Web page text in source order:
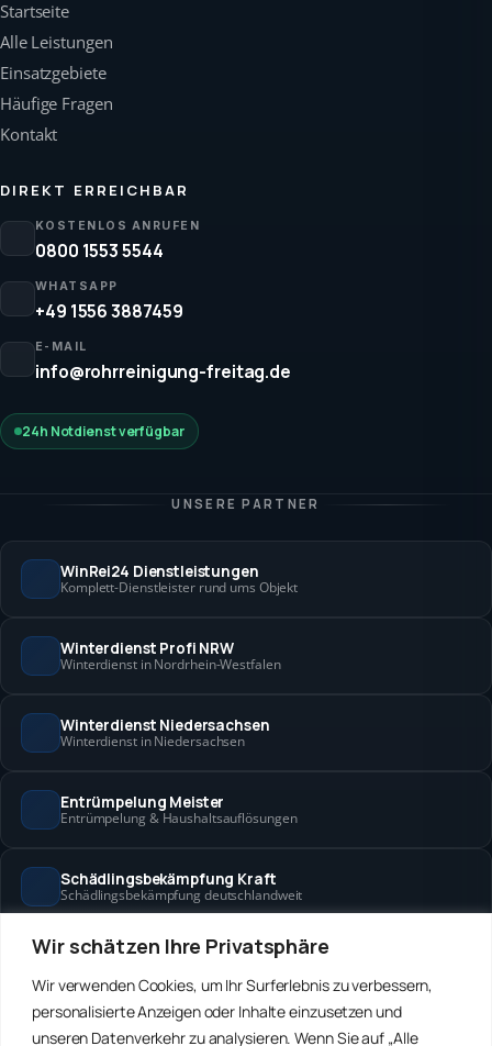
Wir schätzen Ihre Privatsphäre
Wir verwenden Cookies, um Ihr Surferlebnis zu verbessern,
personalisierte Anzeigen oder Inhalte einzusetzen und
unseren Datenverkehr zu analysieren. Wenn Sie auf „Alle
Startseite
Alle Leistungen
Einsatzgebiete
Häufige Fragen
Kontakt
DIREKT ERREICHBAR
KOSTENLOS ANRUFEN
0800 1553 5544
WHATSAPP
+49 1556 3887459
E-MAIL
info@rohrreinigung-freitag.de
24h Notdienst verfügbar
UNSERE PARTNER
WinRei24 Dienstleistungen
Komplett-Dienstleister rund ums Objekt
Winterdienst Profi NRW
Winterdienst in Nordrhein-Westfalen
Winterdienst Niedersachsen
Winterdienst in Niedersachsen
Entrümpelung Meister
Entrümpelung & Haushaltsauflösungen
Schädlingsbekämpfung Kraft
Schädlingsbekämpfung deutschlandweit
Hanse Objektservice
Winterdienst Hansa